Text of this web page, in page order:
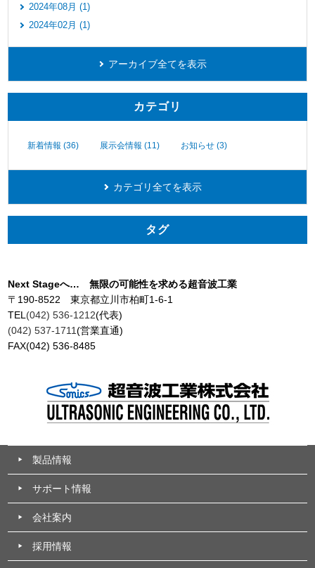
2024年08月 (1)
2024年02月 (1)
アーカイブ全てを表示
カテゴリ
新着情報 (36) 展示会情報 (11) お知らせ (3)
カテゴリ全てを表示
タグ
Next Stageへ… 無限の可能性を求める超音波工業
〒190-8522 東京都立川市柏町1-6-1
TEL (042) 536-1212(代表)
(042) 537-1711(営業直通)
FAX(042) 536-8485
製品情報
サポート情報
会社案内
採用情報